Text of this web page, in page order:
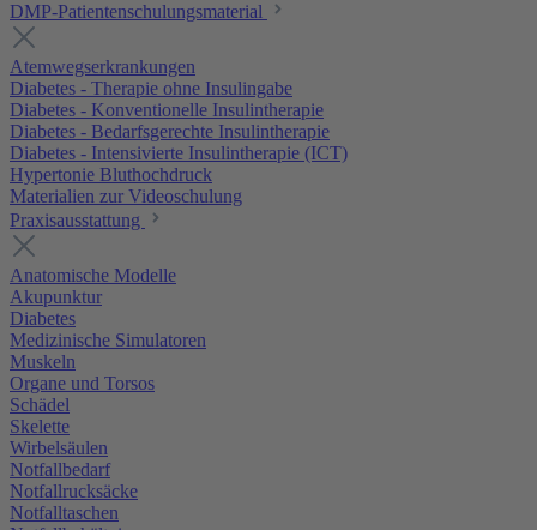
DMP-Patientenschulungsmaterial
Atemwegserkrankungen
Diabetes - Therapie ohne Insulingabe
Diabetes - Konventionelle Insulintherapie
Diabetes - Bedarfsgerechte Insulintherapie
Diabetes - Intensivierte Insulintherapie (ICT)
Hypertonie Bluthochdruck
Materialien zur Videoschulung
Praxisausstattung
Anatomische Modelle
Akupunktur
Diabetes
Medizinische Simulatoren
Muskeln
Organe und Torsos
Schädel
Skelette
Wirbelsäulen
Notfallbedarf
Notfallrucksäcke
Notfalltaschen